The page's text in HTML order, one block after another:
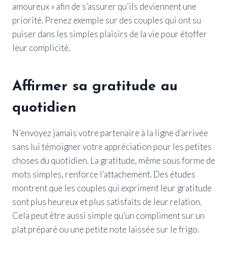
amoureux » afin de s’assurer qu’ils deviennent une
priorité. Prenez exemple sur des couples qui ont su
puiser dans les simples plaisirs de la vie pour étoffer
leur complicité.
Affirmer sa gratitude au
quotidien
N’envoyez jamais votre partenaire à la ligne d’arrivée
sans lui témoigner votre appréciation pour les petites
choses du quotidien. La gratitude, même sous forme de
mots simples, renforce l’attachement. Des études
montrent que les couples qui expriment leur gratitude
sont plus heureux et plus satisfaits de leur relation.
Cela peut être aussi simple qu’un compliment sur un
plat préparé ou une petite note laissée sur le frigo.